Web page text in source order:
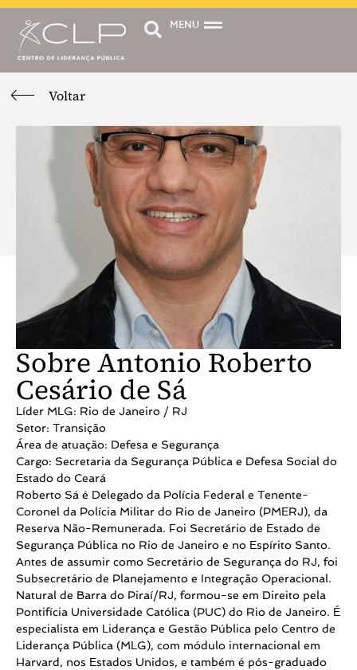
MENU
Voltar
Sobre Antonio Roberto
Cesário de Sá
Líder MLG: Rio de Janeiro / RJ
Setor: Transição
Área de atuação: Defesa e Segurança
Cargo: Secretaria da Segurança Pública e Defesa Social do
Estado do Ceará
Roberto Sá é Delegado da Polícia Federal e Tenente-
Coronel da Polícia Militar do Rio de Janeiro (PMERJ), da
Reserva Não-Remunerada. Foi Secretário de Estado de
Segurança Pública no Rio de Janeiro e no Espírito Santo.
Antes de assumir como Secretário de Segurança do RJ, foi
Subsecretário de Planejamento e Integração Operacional.
Natural de Barra do Piraí/RJ, formou-se em Direito pela
Pontifícia Universidade Católica (PUC) do Rio de Janeiro. É
especialista em Liderança e Gestão Pública pelo Centro de
Liderança Pública (MLG), com módulo internacional em
Harvard, nos Estados Unidos, e também é pós-graduado